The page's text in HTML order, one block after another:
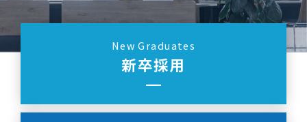
New Graduates
新卒採用